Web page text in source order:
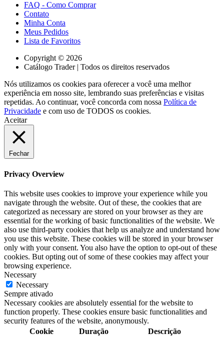
FAQ - Como Comprar
Contato
Minha Conta
Meus Pedidos
Lista de Favoritos
Copyright © 2026
Catálogo Trader | Todos os direitos reservados
Nós utilizamos os cookies para oferecer a você uma melhor
experiência em nosso site, lembrando suas preferências e visitas
repetidas. Ao continuar, você concorda com nossa Política de
Privacidade e com uso de TODOS os cookies.
Aceitar
Fechar
Privacy Overview
This website uses cookies to improve your experience while you
navigate through the website. Out of these, the cookies that are
categorized as necessary are stored on your browser as they are
essential for the working of basic functionalities of the website. We
also use third-party cookies that help us analyze and understand how
you use this website. These cookies will be stored in your browser
only with your consent. You also have the option to opt-out of these
cookies. But opting out of some of these cookies may affect your
browsing experience.
Necessary
Necessary
Sempre ativado
Necessary cookies are absolutely essential for the website to
function properly. These cookies ensure basic functionalities and
security features of the website, anonymously.
Cookie
Duração Descrição